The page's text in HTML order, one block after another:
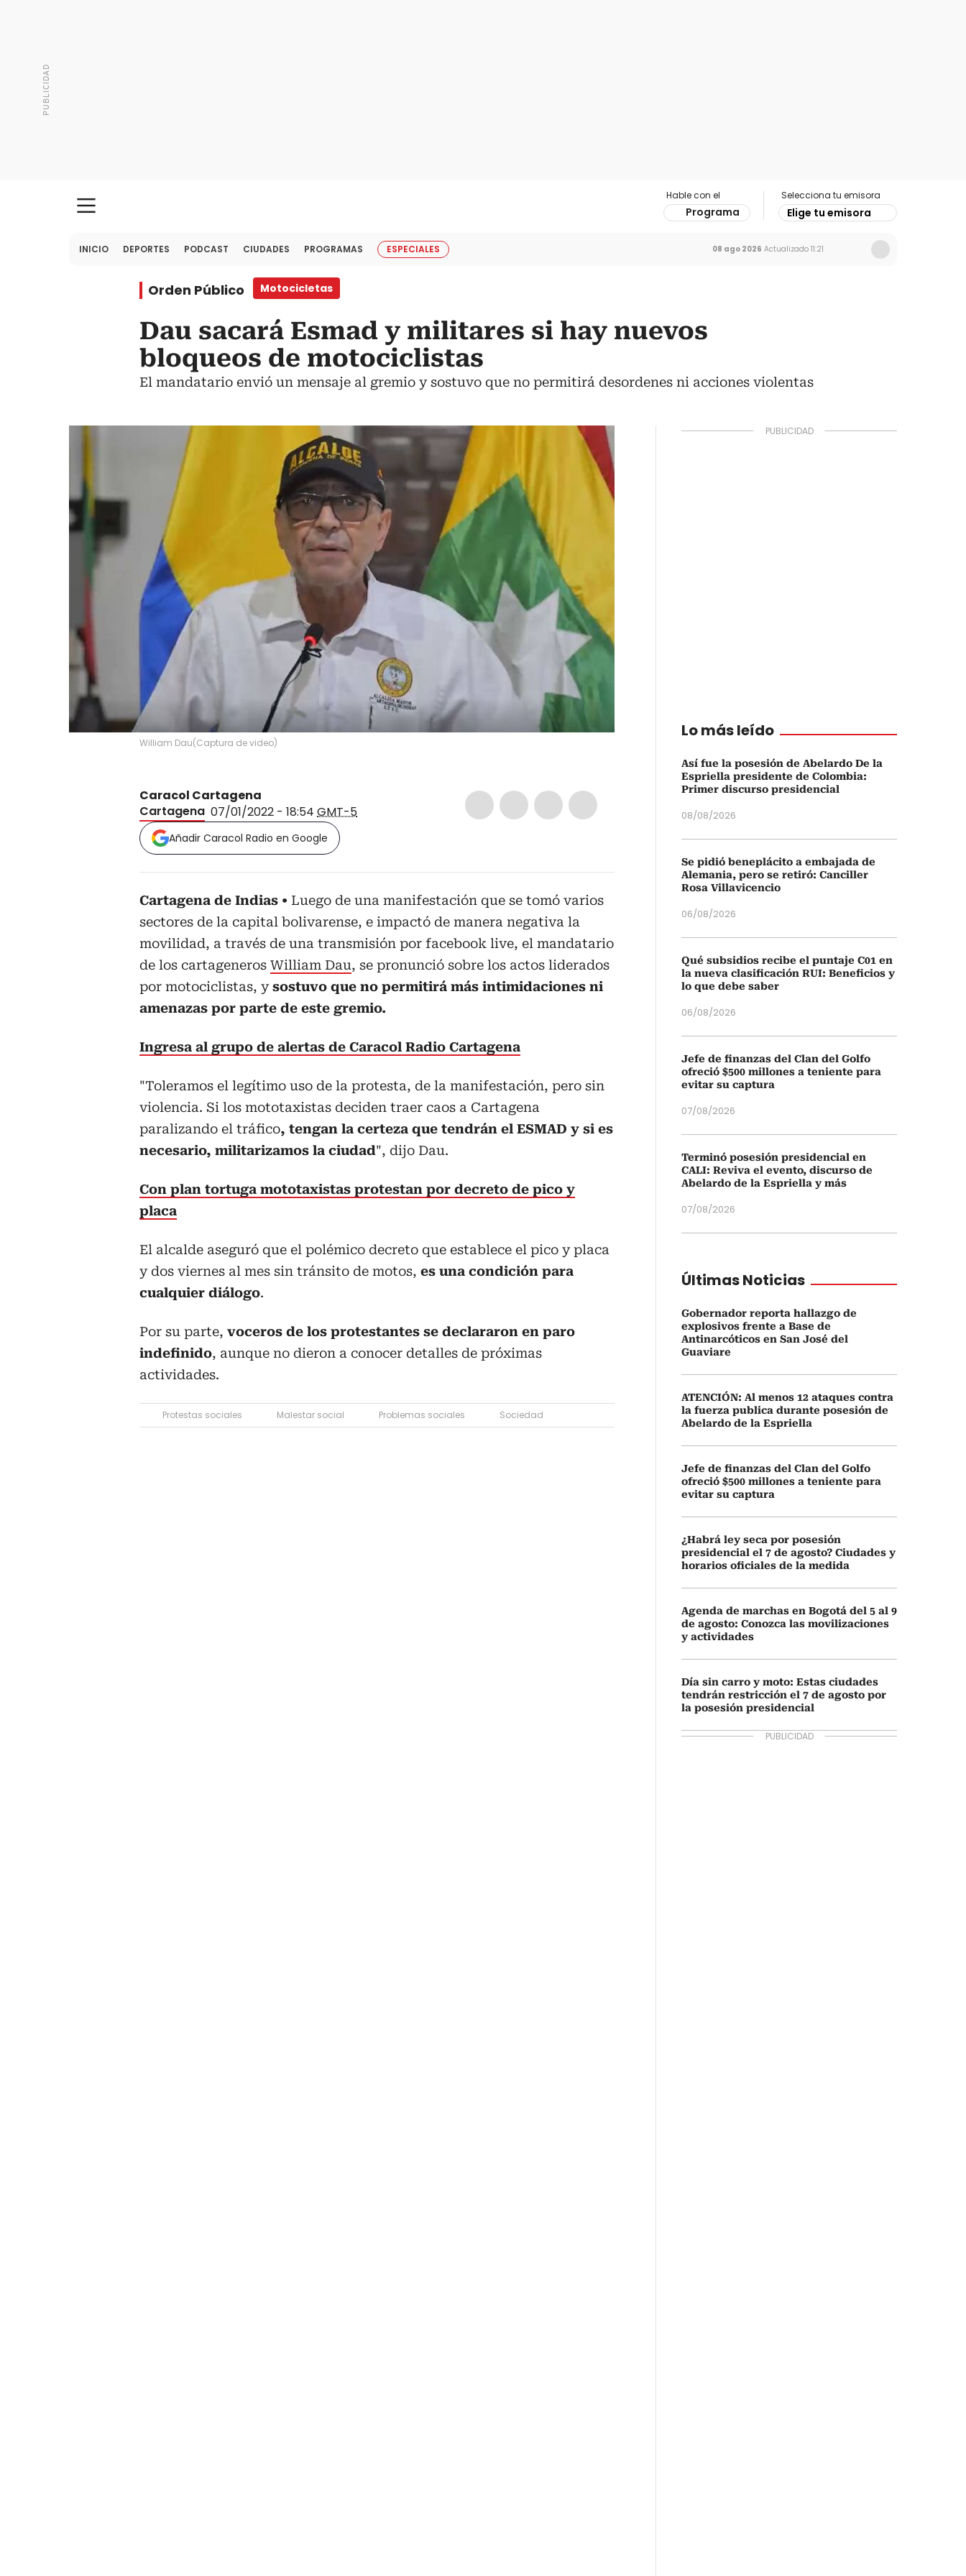
Hable con el
Programa
Selecciona tu emisora
Elige tu emisora
INICIO DEPORTES PODCAST CIUDADES PROGRAMAS ESPECIALES 08 ago 2026 Actualizado 11:21
Orden Público Motocicletas
Dau sacará Esmad y militares si hay nuevos
bloqueos de motociclistas
El mandatario envió un mensaje al gremio y sostuvo que no permitirá desordenes ni acciones violentas
William Dau(Captura de video)
Caracol Cartagena
Cartagena 07/01/2022 - 18:54 GMT-5
Añadir Caracol Radio en Google
Cartagena de Indias
Luego de una manifestación que se tomó varios
sectores de la capital bolivarense, e impactó de manera negativa la
movilidad, a través de una transmisión por facebook live, el mandatario
de los cartageneros William Dau, se pronunció sobre los actos liderados
por motociclistas, ysostuvo que no permitirá más intimidaciones ni
amenazas por parte de este gremio.
Ingresa al grupo de alertas de Caracol Radio Cartagena
"Toleramos el legítimo uso de la protesta, de la manifestación, pero sin
violencia. Si los mototaxistas deciden traer caos a Cartagena
paralizando el tráfico, tengan la certeza que tendrán el ESMAD y si es
necesario, militarizamos la ciudad", dijo Dau.
Con plan tortuga mototaxistas protestan por decreto de pico y
placa
El alcalde aseguró que el polémico decreto que establece el pico y placa
y dos viernes al mes sin tránsito de motos, es una condición para
cualquier diálogo.
Por su parte, voceros de los protestantes se declararon en paro
indefinido, aunque no dieron a conocer detalles de próximas
actividades.
Protestas sociales Malestar social Problemas sociales Sociedad
Lo más leído
Así fue la posesión de Abelardo De la
Espriella presidente de Colombia:
Primer discurso presidencial
08/08/2026
Se pidió beneplácito a embajada de
Alemania, pero se retiró: Canciller
Rosa Villavicencio
06/08/2026
Qué subsidios recibe el puntaje C01 en
la nueva clasificación RUI: Beneficios y
lo que debe saber
06/08/2026
Jefe de finanzas del Clan del Golfo
ofreció $500 millones a teniente para
evitar su captura
07/08/2026
Terminó posesión presidencial en
CALI: Reviva el evento, discurso de
Abelardo de la Espriella y más
07/08/2026
Últimas Noticias
Gobernador reporta hallazgo de
explosivos frente a Base de
Antinarcóticos en San José del
Guaviare
ATENCIÓN: Al menos 12 ataques contra
la fuerza publica durante posesión de
Abelardo de la Espriella
Jefe de finanzas del Clan del Golfo
ofreció $500 millones a teniente para
evitar su captura
¿Habrá ley seca por posesión
presidencial el 7 de agosto? Ciudades y
horarios oficiales de la medida
Agenda de marchas en Bogotá del 5 al 9
de agosto: Conozca las movilizaciones
y actividades
Día sin carro y moto: Estas ciudades
tendrán restricción el 7 de agosto por
la posesión presidencial